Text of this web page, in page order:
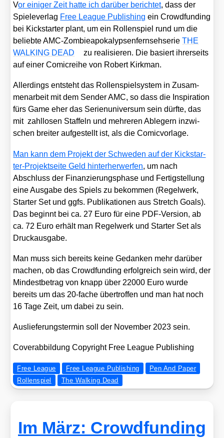
Vor eini­ger Zeit hat­te ich dar­über berich­tet, dass der
Spie­le­ver­lag Free League Publi­shing ein Crowd­fun­ding
bei Kick­star­ter plant, um ein Rol­len­spiel rund um die
belieb­te AMC-Zom­bie­apo­ka­lyp­sen­fern­seh­se­rieTHE
WALKING DEAD
zu rea­li­sie­ren. Die basiert ihrer­seits
auf einer Comic­rei­he von Robert Kirk­man.
Aller­dings ent­steht das Rol­len­spiel­sys­tem in Zusam­
men­ar­beit mit dem Sen­der AMC, so dass die Inspi­ra­ti­on
fürs Game eher das Seri­en­uni­ver­sum sein dürf­te, das
mit zahl­lo­sen Staf­feln und meh­re­ren Able­gern inzwi­
schen brei­ter auf­ge­stellt ist, als die Comic­vor­la­ge.
Man kann dem Pro­jekt der Schwe­den auf der Kick­star­
ter-Pro­jekt­sei­te Geld hin­ter­her­wer­fen, um nach
Abschluss der Finan­zie­rungs­pha­se und Fer­tig­stel­lung
eine Aus­ga­be des Spiels zu bekom­men (Regel­werk,
Star­ter Set und ggfs. Publi­ka­tio­nen aus Stretch Goals).
Das beginnt bei ca. 27 Euro für eine PDF-Ver­si­on, ab
ca. 72 Euro erhält man Regel­werk und Star­ter Set als
Druck­aus­ga­be.
Man muss sich bereits kei­ne Gedan­ken mehr dar­über
machen, ob das Crowd­fun­ding erfolg­reich sein wird, der
Min­dest­be­trag von knapp über 22000 Euro wur­de
bereits um das 20-fache über­trof­fen und man hat noch
16 Tage Zeit, um dabei zu sein.
Aus­lie­fe­rungs­ter­min soll der Novem­ber 2023 sein.
Cover­ab­bil­dung Copy­right Free League Publi­shing
Free League Free League Publishing
Pen And Paper
Rollenspiel
The Walking Dead
Im März: Crowdfunding